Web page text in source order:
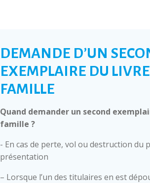
DEMANDE D’UN
EXEMPLAIRE DU
FAMILLE
Quand demander un second
famille ?
- En cas de perte, vol ou destruction du
présentation
– Lorsque l’un des titulaires en est